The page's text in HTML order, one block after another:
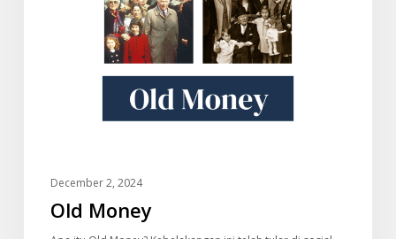
December 2, 2024
Old Money